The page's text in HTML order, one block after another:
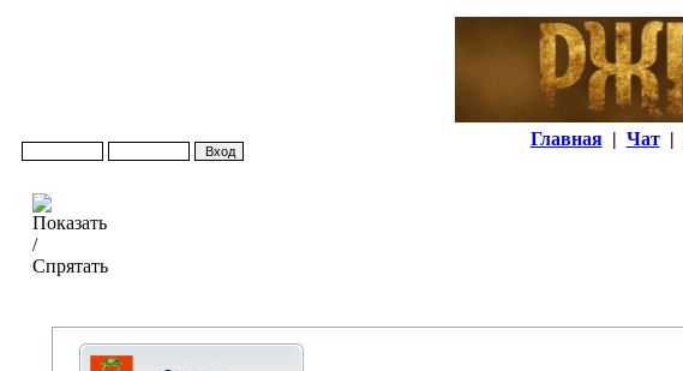
Главная | Чат |